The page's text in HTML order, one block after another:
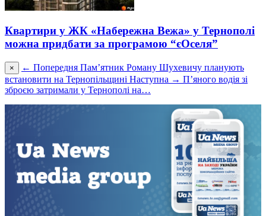
Квартири у ЖК «Набережна Вежа» у Тернополі
можна придбати за програмою “єОселя”
× ← Попередня Пам’ятник Роману Шухевичу планують
встановити на Тернопільщині Наступна → П’яного водія зі
зброєю затримали у Тернополі на…